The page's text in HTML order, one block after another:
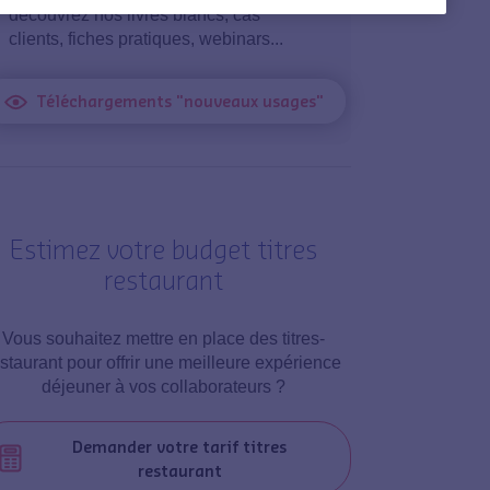
découvrez nos livres blancs, cas
clients, fiches pratiques, webinars...
Téléchargements "nouveaux usages"
Estimez votre budget titres
restaurant
Vous souhaitez mettre en place des titres-
pour offrir une meilleure expérience
déjeuner à vos collaborateurs ?
Demander votre tarif titres
restaurant